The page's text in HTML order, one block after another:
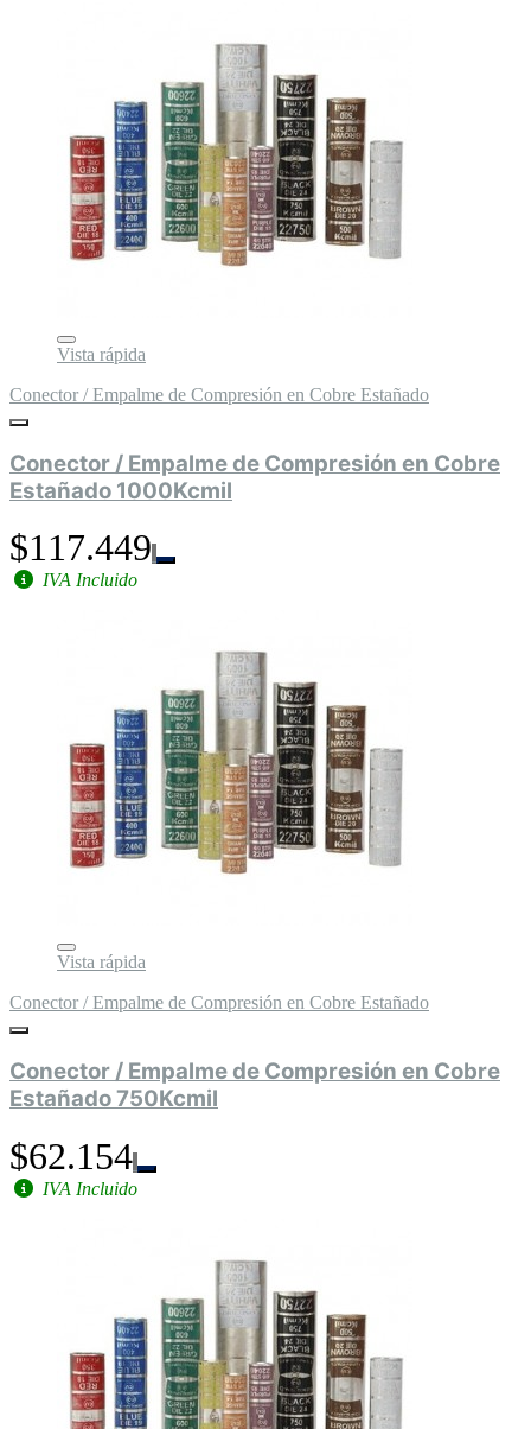
Vista rápida
Conector / Empalme de Compresión en Cobre Estañado
Conector / Empalme de Compresión en Cobre
Estañado 1000Kcmil
$117.449
IVA Incluido
Vista rápida
Conector / Empalme de Compresión en Cobre Estañado
Conector / Empalme de Compresión en Cobre
Estañado 750Kcmil
$62.154
IVA Incluido